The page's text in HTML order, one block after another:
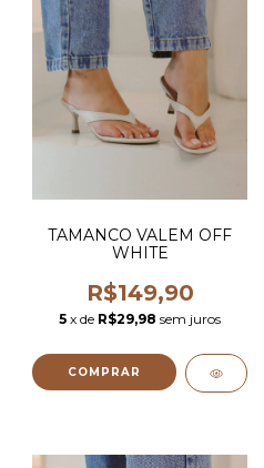
TAMANCO VALEM OFF
WHITE
R$149,90
5 x de R$29,98 sem juros
COMPRAR